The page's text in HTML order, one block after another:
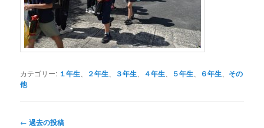
カテゴリー: １年生 ２年生 ３年生 ４年生 ５年生 ６年生
その
他
投
← 過去の投稿